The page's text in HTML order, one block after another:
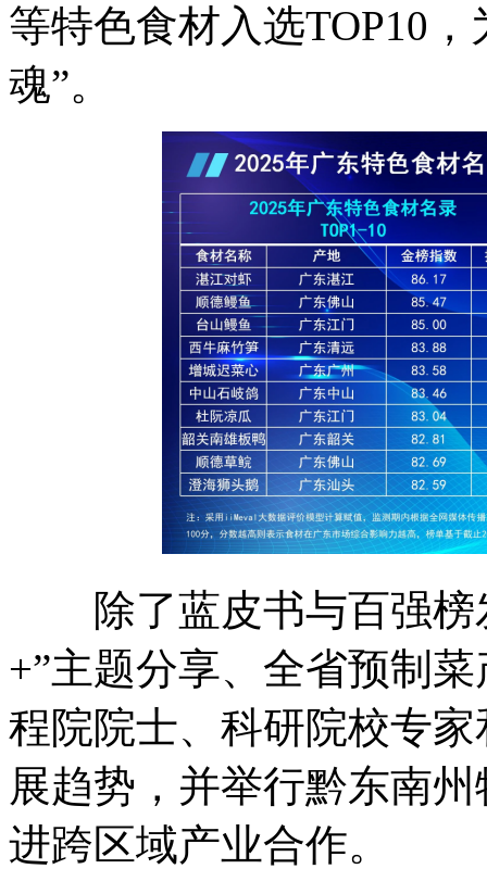
等特色食材入选TOP10
魂”。
除了蓝皮书与百强榜
+”主题分享、全省预制
程院院士、科研院校专
展趋势，并举行黔东南
进跨区域产业合作。